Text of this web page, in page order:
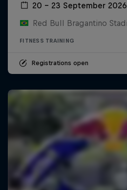
20 – 23 September 2026
FITNESS TRAINING
Registrations open